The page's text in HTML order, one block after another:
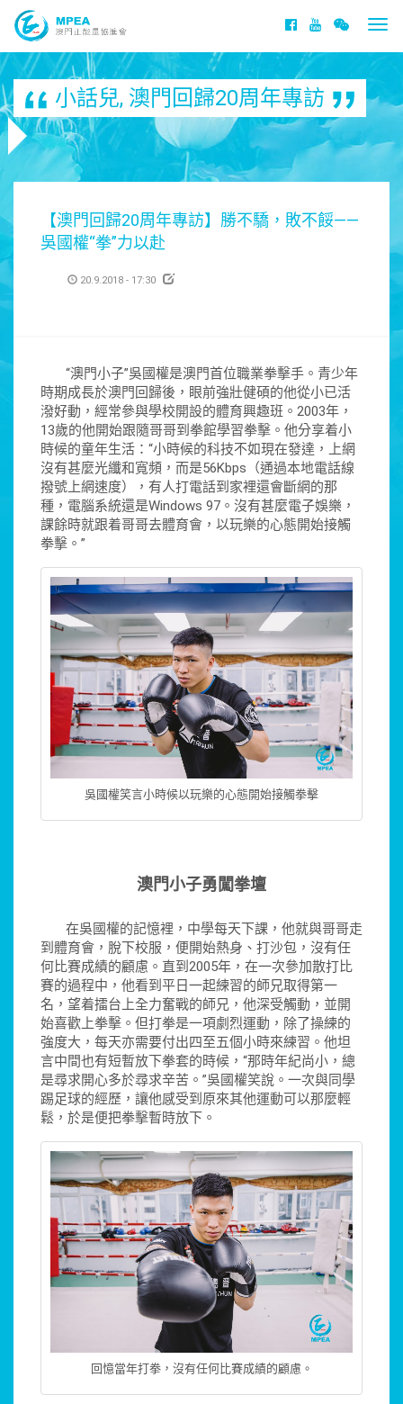
小話兒, 澳門回歸20周年專訪
【澳門回歸20周年專訪】勝不驕，敗不餒——
吳國權“拳”力以赴
20.9.2018 - 17:30
“澳門小子”吳國權是澳門首位職業拳擊手。青少年
時期成長於澳門回歸後，眼前強壯健碩的他從小已活
潑好動，經常參與學校開設的體育興趣班。2003年，
13歲的他開始跟隨哥哥到拳館學習拳擊。他分享着小
時候的童年生活：“小時候的科技不如現在發達，上網
沒有甚麼光纖和寬頻，而是56Kbps（通過本地電話線
撥號上網速度），有人打電話到家裡還會斷網的那
種，電腦系統還是Windows 97。沒有甚麼電子娛樂，
課餘時就跟着哥哥去體育會，以玩樂的心態開始接觸
拳擊。”
吳國權笑言小時候以玩樂的心態開始接觸拳擊
澳門小子勇闖拳壇
在吳國權的記憶裡，中學每天下課，他就與哥哥走
到體育會，脫下校服，便開始熱身、打沙包，沒有任
何比賽成績的顧慮。直到2005年，在一次參加散打比
賽的過程中，他看到平日一起練習的師兄取得第一
名，望着擂台上全力奮戰的師兄，他深受觸動，並開
始喜歡上拳擊。但打拳是一項劇烈運動，除了操練的
強度大，每天亦需要付出四至五個小時來練習。他坦
言中間也有短暫放下拳套的時候，“那時年紀尚小，總
是尋求開心多於尋求辛苦。”吳國權笑說。一次與同學
踢足球的經歷，讓他感受到原來其他運動可以那麼輕
鬆，於是便把拳擊暫時放下。
回憶當年打拳，沒有任何比賽成績的顧慮。